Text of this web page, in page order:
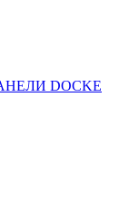
DOCKE